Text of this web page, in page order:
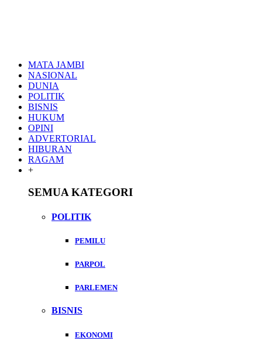
MATA JAMBI
NASIONAL
DUNIA
POLITIK
BISNIS
HUKUM
OPINI
ADVERTORIAL
HIBURAN
RAGAM
+
SEMUA KATEGORI
POLITIK
PEMILU
PARPOL
PARLEMEN
BISNIS
EKONOMI